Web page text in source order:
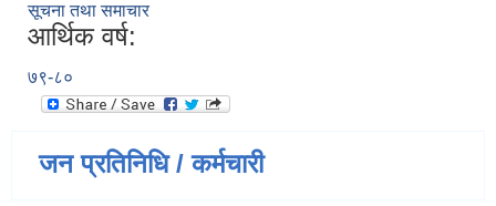
सूचना तथा समाचार
आर्थिक वर्ष:
७९-८०
जन प्रतिनिधि / कर्मचारी